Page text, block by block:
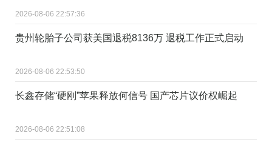
2026-08-06 22:57:36
贵州轮胎子公司获美国退税8136万 退税工作正式启动
2026-08-06 22:53:50
长鑫存储“硬刚”苹果释放何信号 国产芯片议价权崛起
2026-08-06 22:51:08